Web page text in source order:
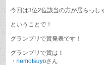
今回は3位2位該当の方が居らっし
ということで！
グランプリで賞発表です！
グランプリで賞は！
・ nemotsuyoさん